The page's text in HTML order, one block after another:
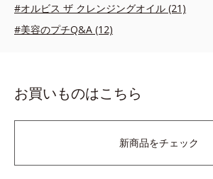
#オルビス ザ クレンジングオイル (21)
#美容のプチQ&A (12)
お買いものはこちら
新商品をチェック